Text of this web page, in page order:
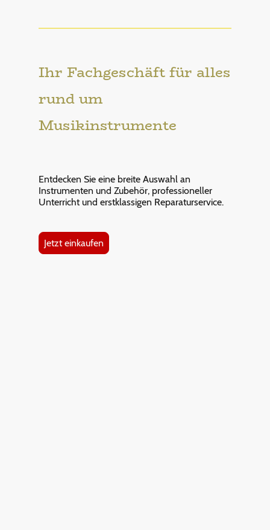
Ihr Fachgeschäft für alles
rund um
Musikinstrumente
Entdecken Sie eine breite Auswahl an
Instrumenten und Zubehör, professioneller
Unterricht und erstklassigen Reparaturservice.
Jetzt einkaufen